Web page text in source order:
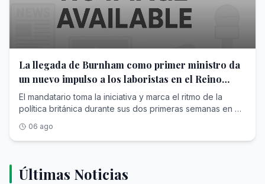
La llegada de Burnham como primer ministro da
un nuevo impulso a los laboristas en el Reino
Unido
El mandatario toma la iniciativa y marca el ritmo de la
política británica durante sus dos primeras semanas en el
06 ago
Últimas Noticias